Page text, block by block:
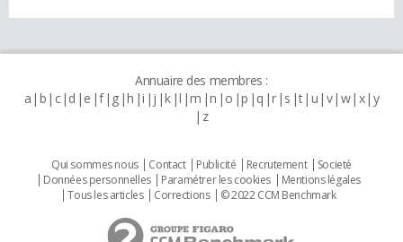
Annuaire des membres :
a b c d e f g h i j k l m n o p q r s t u v w x y
z
Qui sommes nous Contact Publicité Recrutement
Societé
Données personnelles
Paramétrer les cookies
Mentions légales
Tous les articles
Corrections © 2022 CCM Benchmark